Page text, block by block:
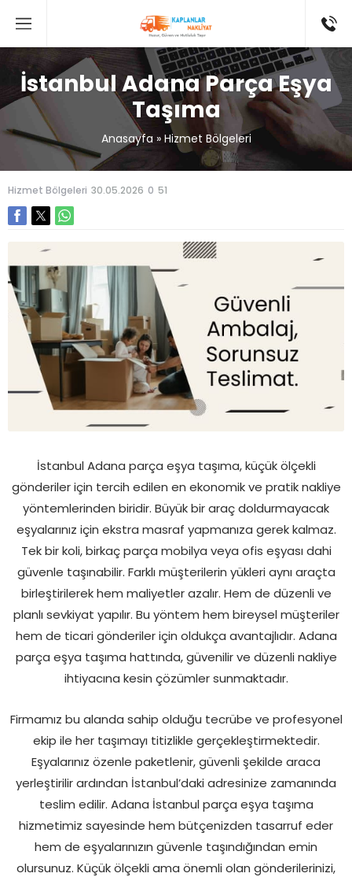
İstanbul Adana Parça Eşya
Taşıma
Anasayfa» Hizmet Bölgeleri
Hizmet Bölgeleri 30.05.2026 0 51
İstanbul Adana parça eşya taşıma, küçük ölçekli
gönderiler için tercih edilen en ekonomik ve pratik nakliye
yöntemlerinden biridir. Büyük bir araç doldurmayacak
eşyalarınız için ekstra masraf yapmanıza gerek kalmaz.
Tek bir koli, birkaç parça mobilya veya ofis eşyası dahi
güvenle taşınabilir. Farklı müşterilerin yükleri aynı araçta
birleştirilerek hem maliyetler azalır. Hem de düzenli ve
planlı sevkiyat yapılır. Bu yöntem hem bireysel müşteriler
hem de ticari gönderiler için oldukça avantajlıdır. Adana
parça eşya taşıma hattında, güvenilir ve düzenli nakliye
ihtiyacına kesin çözümler sunmaktadır.
Firmamız bu alanda sahip olduğu tecrübe ve profesyonel
ekip ile her taşımayı titizlikle gerçekleştirmektedir.
Eşyalarınız özenle paketlenir, güvenli şekilde araca
yerleştirilir ardından İstanbul’daki adresinize zamanında
teslim edilir. Adana İstanbul parça eşya taşıma
hizmetimiz sayesinde hem bütçenizden tasarruf eder
hem de eşyalarınızın güvenle taşındığından emin
olursunuz. Küçük ölçekli ama önemli olan gönderilerinizi,